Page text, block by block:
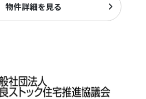
物件詳細を見る